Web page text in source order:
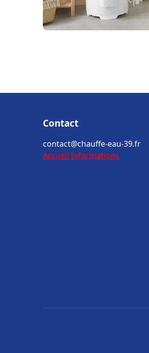
Contact
contact@chauffe-eau-39.fr
Accueil Informations